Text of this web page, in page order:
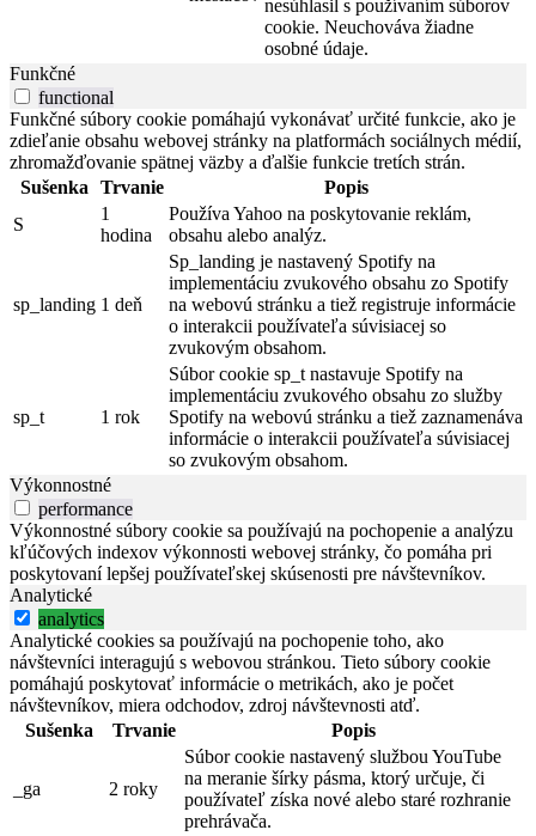
nesúhlasil s používaním súborov
cookie. Neuchováva žiadne
osobné údaje.
Funkčné
functional
Funkčné súbory cookie pomáhajú vykonávať určité funkcie, ako je
zdieľanie obsahu webovej stránky na platformách sociálnych médií,
zhromažďovanie spätnej väzby a ďalšie funkcie tretích strán.
Sušenka
Trvanie
Popis
S
1
hodina
Používa Yahoo na poskytovanie reklám,
obsahu alebo analýz.
sp_landing 1 deň
Sp_landing je nastavený Spotify na
implementáciu zvukového obsahu zo Spotify
na webovú stránku a tiež registruje informácie
o interakcii používateľa súvisiacej so
zvukovým obsahom.
sp_t 1 rok
Súbor cookie sp_t nastavuje Spotify na
implementáciu zvukového obsahu zo služby
Spotify na webovú stránku a tiež zaznamenáva
informácie o interakcii používateľa súvisiacej
so zvukovým obsahom.
Výkonnostné
performance
Výkonnostné súbory cookie sa používajú na pochopenie a analýzu
kľúčových indexov výkonnosti webovej stránky, čo pomáha pri
poskytovaní lepšej používateľskej skúsenosti pre návštevníkov.
Analytické
analytics
Analytické cookies sa používajú na pochopenie toho, ako
návštevníci interagujú s webovou stránkou. Tieto súbory cookie
pomáhajú poskytovať informácie o metrikách, ako je počet
návštevníkov, miera odchodov, zdroj návštevnosti atď.
Sušenka
Trvanie Popis
_ga 2 roky
Súbor cookie nastavený službou YouTube
na meranie šírky pásma, ktorý určuje, či
používateľ získa nové alebo staré rozhranie
prehrávača.